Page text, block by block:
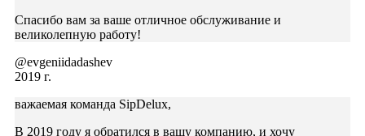
Спасибо вам за ваше отличное обслуживание и
великолепную работу!
@evgeniidadashev
2019 г.
важаемая команда SipDelux,
В 2019 году я обратился в вашу компанию, и хочу